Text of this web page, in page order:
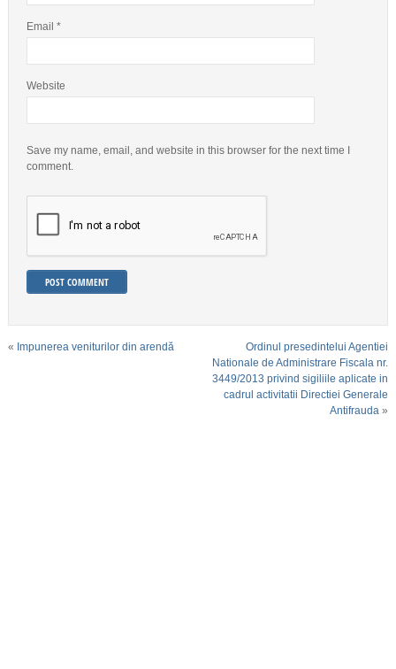
Email *
Website
Save my name, email, and website in this browser for the next time I
comment.
« Impunerea veniturilor din arendă
Ordinul presedintelui Agentiei
Nationale de Administrare Fiscala nr.
3449/2013 privind sigiliile aplicate in
cadrul activitatii Directiei Generale
Antifrauda »